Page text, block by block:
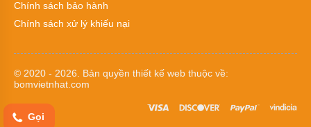
Bơm
màng
màng
thân
nhựa
Bơm
Chính sách bảo hành
Chính sách xử lý khiếu nại
© 2020 - 2026. Bản quyền thiết kế web thuộc về:
bomvietnhat.com
Gọi